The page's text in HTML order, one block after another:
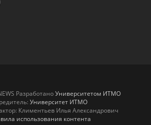
РазработаноУниверситетом ИТМО
Университет ИТМО
Климентьев Илья Александрович
использования контента